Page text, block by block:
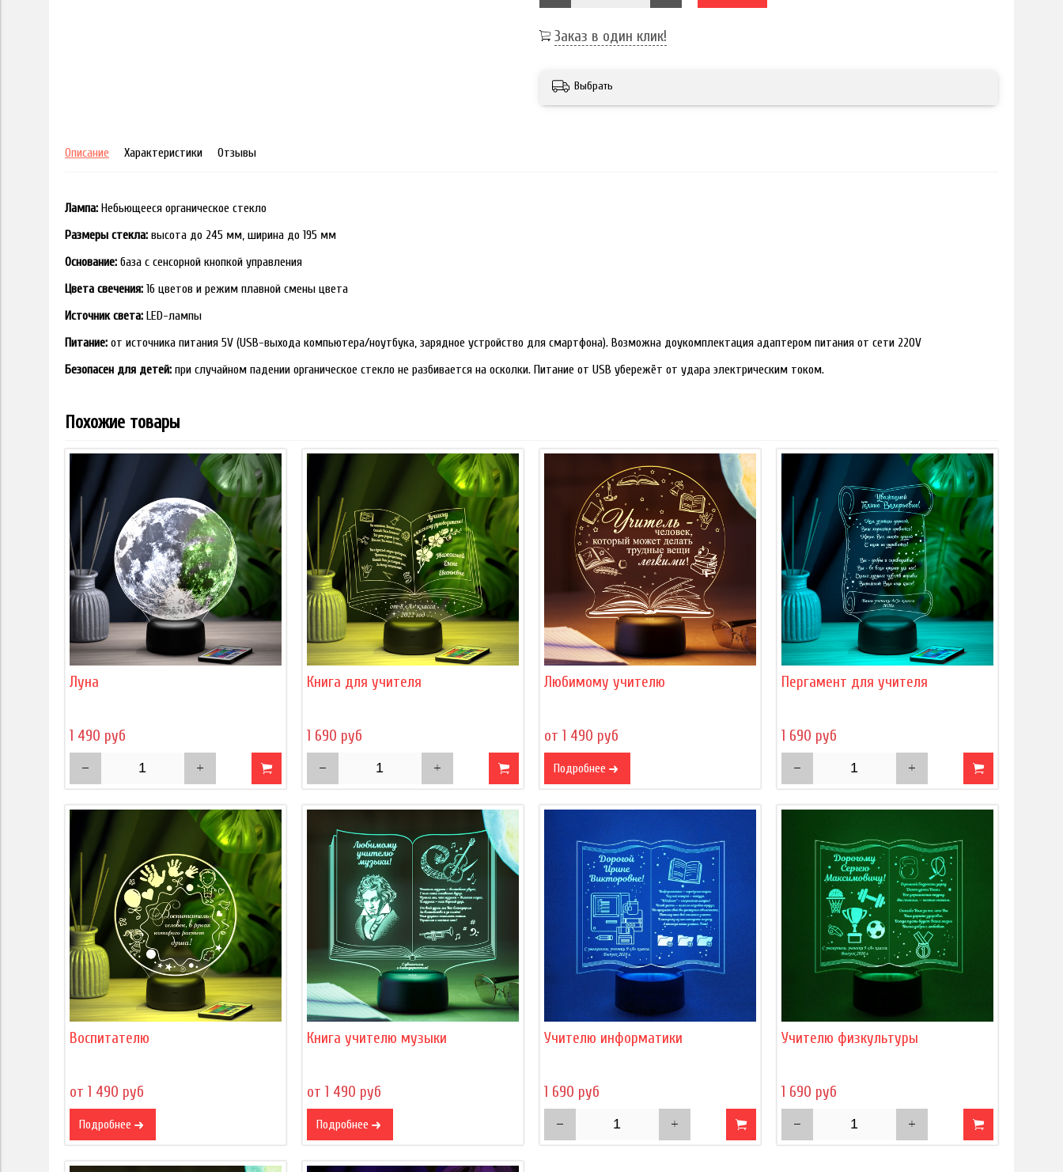
Заказ в один клик!
Выбрать
Описание Характеристики Отзывы
Лампа: Небьющееся органическое стекло
Размеры стекла: высота до 245 мм, ширина до 195 мм
Основание: база с сенсорной кнопкой управления
Цвета свечения: 16 цветов и режим плавной смены цвета
Источник света: LED-лампы
Питание: от источника питания 5V (USB-выхода компьютера/ноутбука, зарядное устройство для смартфона). Возможна доукомплектация адаптером питания от сети 220V
Безопасен для детей: при случайном падении органическое стекло не разбивается на осколки. Питание от USB убережёт от удара электрическим током.
Похожие товары
Луна
1 490 руб
Книга для учителя
1 690 руб
Любимому учителю
от 1 490 руб
Подробнее
Пергамент для учителя
1 690 руб
Воспитателю
от 1 490 руб
Подробнее
Книга учителю музыки
от 1 490 руб
Подробнее
Учителю информатики
1 690 руб
Учителю физкультуры
1 690 руб